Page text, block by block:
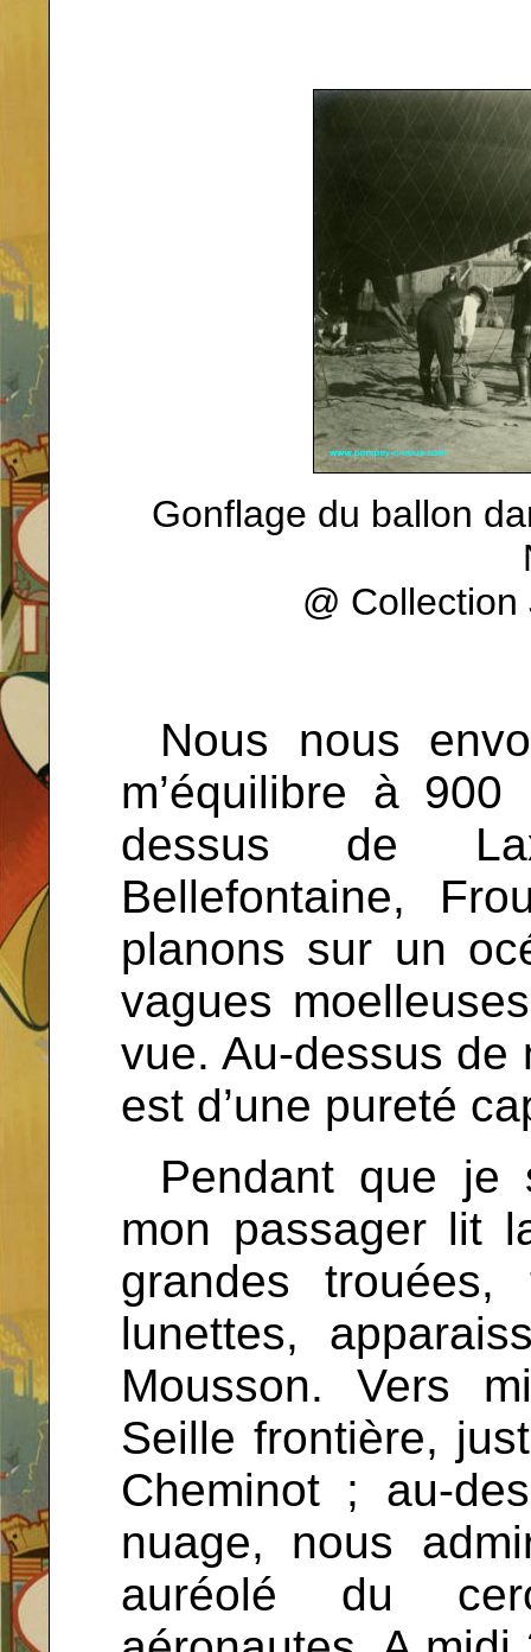
Gonflage du ballon
@
Nous nous
m’équilibre à
dessus de
Bellefontaine,
planons sur un
vagues
vue. Au-dessus de
est d’une pureté
Pendant que je
mon passager lit
grandes trouées,
lunettes,
Mousson. Vers
Seille frontière,
Cheminot ; au-
nuage, nous
auréolé du